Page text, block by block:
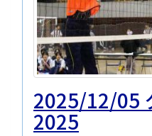
2025/12/05
2025